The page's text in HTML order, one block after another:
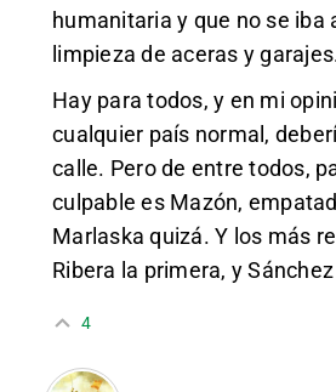
humanitaria y que no se iba
limpieza de aceras y
Hay para todos, y en mi
cualquier país normal,
calle. Pero de entre todos,
culpable es Mazón,
Marlaska quizá. Y los más
Ribera la primera, y
4